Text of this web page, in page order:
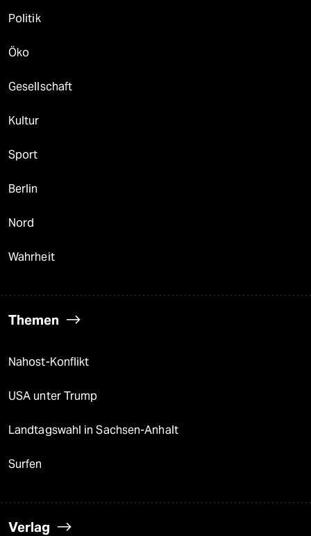
Politik
Öko
Gesellschaft
Kultur
Sport
Berlin
Nord
Wahrheit
Themen
Nahost-Konflikt
USA unter Trump
Landtagswahl in Sachsen-Anhalt
Surfen
Verlag